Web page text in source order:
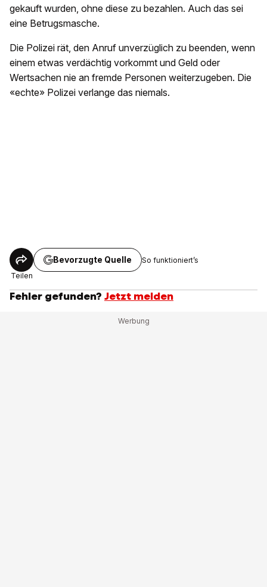
gekauft wurden, ohne diese zu bezahlen. Auch das sei
eine Betrugsmasche.
Die Polizei rät, den Anruf unverzüglich zu beenden, wenn
einem etwas verdächtig vorkommt und Geld oder
Wertsachen nie an fremde Personen weiterzugeben. Die
«echte» Polizei verlange das niemals.
Teilen
Bevorzugte Quelle So funktioniert’s
Fehler gefunden? Jetzt melden